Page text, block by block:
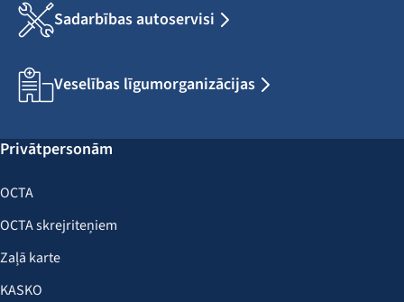
Sadarbības autoservisi
Veselības līgumorganizācijas
Privātpersonām
OCTA
OCTA skrejriteņiem
Zaļā karte
KASKO